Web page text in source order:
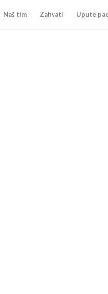
Naš tim Zahvati Upute